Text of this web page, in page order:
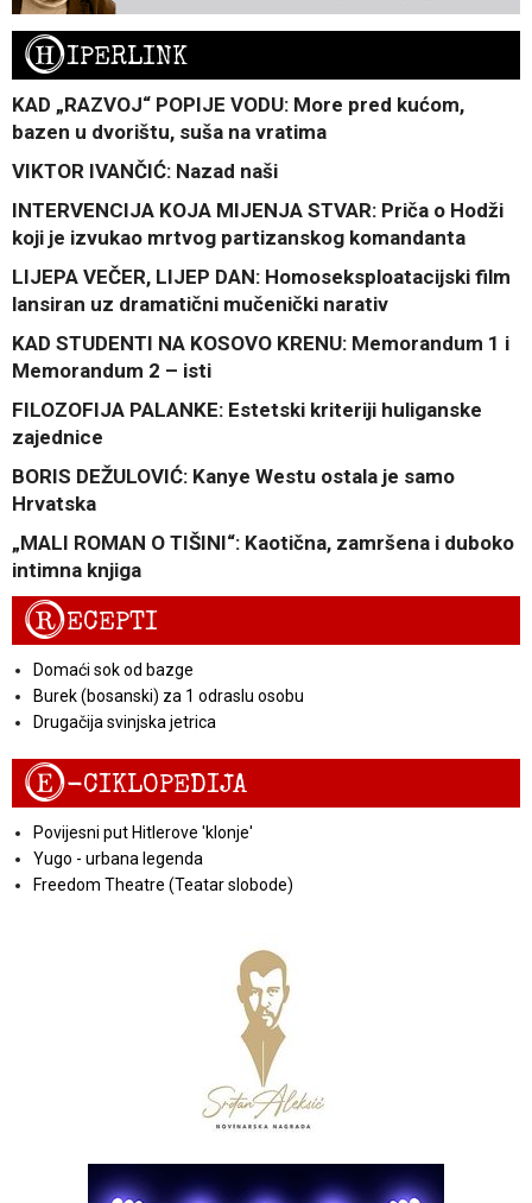
HIPERLINK
KAD „RAZVOJ“ POPIJE VODU: More pred kućom,
bazen u dvorištu, suša na vratima
VIKTOR IVANČIĆ: Nazad naši
INTERVENCIJA KOJA MIJENJA STVAR: Priča o Hodži
koji je izvukao mrtvog partizanskog komandanta
LIJEPA VEČER, LIJEP DAN: Homoseksploatacijski film
lansiran uz dramatični mučenički narativ
KAD STUDENTI NA KOSOVO KRENU: Memorandum 1 i
Memorandum 2 – isti
FILOZOFIJA PALANKE: Estetski kriteriji huliganske
zajednice
BORIS DEŽULOVIĆ: Kanye Westu ostala je samo
Hrvatska
„MALI ROMAN O TIŠINI“: Kaotična, zamršena i duboko
intimna knjiga
RECEPTI
Domaći sok od bazge
Burek (bosanski) za 1 odraslu osobu
Drugačija svinjska jetrica
E-CIKLOPEDIJA
Povijesni put Hitlerove 'klonje'
Yugo - urbana legenda
Freedom Theatre (Teatar slobode)